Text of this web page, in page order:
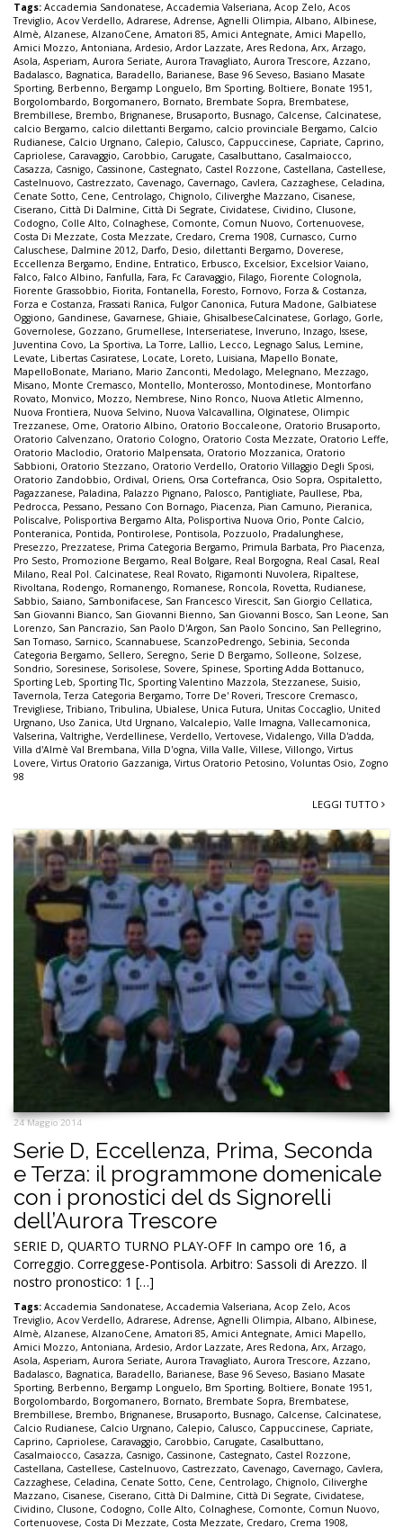
Tags: Accademia Sandonatese, Accademia Valseriana, Acop Zelo, Acos
Treviglio, Acov Verdello, Adrarese, Adrense, Agnelli Olimpia, Albano, Albinese,
Almè, Alzanese, AlzanoCene, Amatori 85, Amici Antegnate, Amici Mapello,
Amici Mozzo, Antoniana, Ardesio, Ardor Lazzate, Ares Redona, Arx, Arzago,
Asola, Asperiam, Aurora Seriate, Aurora Travagliato, Aurora Trescore, Azzano,
Badalasco, Bagnatica, Baradello, Barianese, Base 96 Seveso, Basiano Masate
Sporting, Berbenno, Bergamp Longuelo, Bm Sporting, Boltiere, Bonate 1951,
Borgolombardo, Borgomanero, Bornato, Brembate Sopra, Brembatese,
Brembillese, Brembo, Brignanese, Brusaporto, Busnago, Calcense, Calcinatese,
calcio Bergamo, calcio dilettanti Bergamo, calcio provinciale Bergamo, Calcio
Rudianese, Calcio Urgnano, Calepio, Calusco, Cappuccinese, Capriate, Caprino,
Capriolese, Caravaggio, Carobbio, Carugate, Casalbuttano, Casalmaiocco,
Casazza, Casnigo, Cassinone, Castegnato, Castel Rozzone, Castellana, Castellese,
Castelnuovo, Castrezzato, Cavenago, Cavernago, Cavlera, Cazzaghese, Celadina,
Cenate Sotto, Cene, Centrolago, Chignolo, Ciliverghe Mazzano, Cisanese,
Ciserano, Città Di Dalmine, Città Di Segrate, Cividatese, Cividino, Clusone,
Codogno, Colle Alto, Colnaghese, Comonte, Comun Nuovo, Cortenuovese,
Costa Di Mezzate, Costa Mezzate, Credaro, Crema 1908, Curnasco, Curno
Caluschese, Dalmine 2012, Darfo, Desio, dilettanti Bergamo, Doverese,
Eccellenza Bergamo, Endine, Entratico, Erbusco, Excelsior, Excelsior Vaiano,
Falco, Falco Albino, Fanfulla, Fara, Fc Caravaggio, Filago, Fiorente Colognola,
Fiorente Grassobbio, Fiorita, Fontanella, Foresto, Fornovo, Forza & Costanza,
Forza e Costanza, Frassati Ranica, Fulgor Canonica, Futura Madone, Galbiatese
Oggiono, Gandinese, Gavarnese, Ghiaie, GhisalbeseCalcinatese, Gorlago, Gorle,
Governolese, Gozzano, Grumellese, Interseriatese, Inveruno, Inzago, Issese,
Juventina Covo, La Sportiva, La Torre, Lallio, Lecco, Legnago Salus, Lemine,
Levate, Libertas Casiratese, Locate, Loreto, Luisiana, Mapello Bonate,
MapelloBonate, Mariano, Mario Zanconti, Medolago, Melegnano, Mezzago,
Misano, Monte Cremasco, Montello, Monterosso, Montodinese, Montorfano
Rovato, Monvico, Mozzo, Nembrese, Nino Ronco, Nuova Atletic Almenno,
Nuova Frontiera, Nuova Selvino, Nuova Valcavallina, Olginatese, Olimpic
Trezzanese, Ome, Oratorio Albino, Oratorio Boccaleone, Oratorio Brusaporto,
Oratorio Calvenzano, Oratorio Cologno, Oratorio Costa Mezzate, Oratorio Leffe,
Oratorio Maclodio, Oratorio Malpensata, Oratorio Mozzanica, Oratorio
Sabbioni, Oratorio Stezzano, Oratorio Verdello, Oratorio Villaggio Degli Sposi,
Oratorio Zandobbio, Ordival, Oriens, Orsa Cortefranca, Osio Sopra, Ospitaletto,
Pagazzanese, Paladina, Palazzo Pignano, Palosco, Pantigliate, Paullese, Pba,
Pedrocca, Pessano, Pessano Con Bornago, Piacenza, Pian Camuno, Pieranica,
Poliscalve, Polisportiva Bergamo Alta, Polisportiva Nuova Orio, Ponte Calcio,
Ponteranica, Pontida, Pontirolese, Pontisola, Pozzuolo, Pradalunghese,
Presezzo, Prezzatese, Prima Categoria Bergamo, Primula Barbata, Pro Piacenza,
Pro Sesto, Promozione Bergamo, Real Bolgare, Real Borgogna, Real Casal, Real
Milano, Real Pol. Calcinatese, Real Rovato, Rigamonti Nuvolera, Ripaltese,
Rivoltana, Rodengo, Romanengo, Romanese, Roncola, Rovetta, Rudianese,
Sabbio, Saiano, Sambonifacese, San Francesco Virescit, San Giorgio Cellatica,
San Giovanni Bianco, San Giovanni Bienno, San Giovanni Bosco, San Leone, San
Lorenzo, San Pancrazio, San Paolo D'Argon, San Paolo Soncino, San Pellegrino,
San Tomaso, Sarnico, Scannabuese, ScanzoPedrengo, Sebinia, Seconda
Categoria Bergamo, Sellero, Seregno, Serie D Bergamo, Solleone, Solzese,
Sondrio, Soresinese, Sorisolese, Sovere, Spinese, Sporting Adda Bottanuco,
Sporting Leb, Sporting Tlc, Sporting Valentino Mazzola, Stezzanese, Suisio,
Tavernola,Terza Categoria Bergamo,Torre De' Roveri,Trescore Cremasco,
Trevigliese,Tribiano,Tribulina, Ubialese, Unica Futura, Unitas Coccaglio, United
Urgnano, Uso Zanica, Utd Urgnano, Valcalepio, Valle Imagna, Vallecamonica,
Valserina, Valtrighe, Verdellinese, Verdello, Vertovese, Vidalengo, Villa D'adda,
Villa d'Almè Val Brembana, Villa D'ogna, Villa Valle, Villese, Villongo, Virtus
Lovere, Virtus Oratorio Gazzaniga, Virtus Oratorio Petosino, Voluntas Osio, Zogno
98
LEGGI TUTTO
24 Maggio 2014
Serie D, Eccellenza, Prima, Seconda
e Terza: il programmone domenicale
con i pronostici del ds Signorelli
dell’Aurora Trescore
SERIE D, QUARTO TURNO PLAY-OFF In campo ore 16, a
Correggio. Correggese-Pontisola. Arbitro: Sassoli di Arezzo. Il
nostro pronostico: 1 […]
Tags: Accademia Sandonatese, Accademia Valseriana, Acop Zelo, Acos
Treviglio, Acov Verdello, Adrarese, Adrense, Agnelli Olimpia, Albano, Albinese,
Almè, Alzanese, AlzanoCene, Amatori 85, Amici Antegnate, Amici Mapello,
Amici Mozzo, Antoniana, Ardesio, Ardor Lazzate, Ares Redona, Arx, Arzago,
Asola, Asperiam, Aurora Seriate, Aurora Travagliato, Aurora Trescore, Azzano,
Badalasco, Bagnatica, Baradello, Barianese, Base 96 Seveso, Basiano Masate
Sporting, Berbenno, Bergamp Longuelo, Bm Sporting, Boltiere, Bonate 1951,
Borgolombardo, Borgomanero, Bornato, Brembate Sopra, Brembatese,
Brembillese, Brembo, Brignanese, Brusaporto, Busnago, Calcense, Calcinatese,
Calcio Rudianese, Calcio Urgnano, Calepio, Calusco, Cappuccinese, Capriate,
Caprino, Capriolese, Caravaggio, Carobbio, Carugate, Casalbuttano,
Casalmaiocco, Casazza, Casnigo, Cassinone, Castegnato, Castel Rozzone,
Castellana, Castellese, Castelnuovo, Castrezzato, Cavenago, Cavernago, Cavlera,
Cazzaghese, Celadina, Cenate Sotto, Cene, Centrolago, Chignolo, Ciliverghe
Mazzano, Cisanese, Ciserano, Città Di Dalmine, Città Di Segrate, Cividatese,
Cividino, Clusone, Codogno, Colle Alto, Colnaghese, Comonte, Comun Nuovo,
Cortenuovese, Costa Di Mezzate, Costa Mezzate, Credaro, Crema 1908,